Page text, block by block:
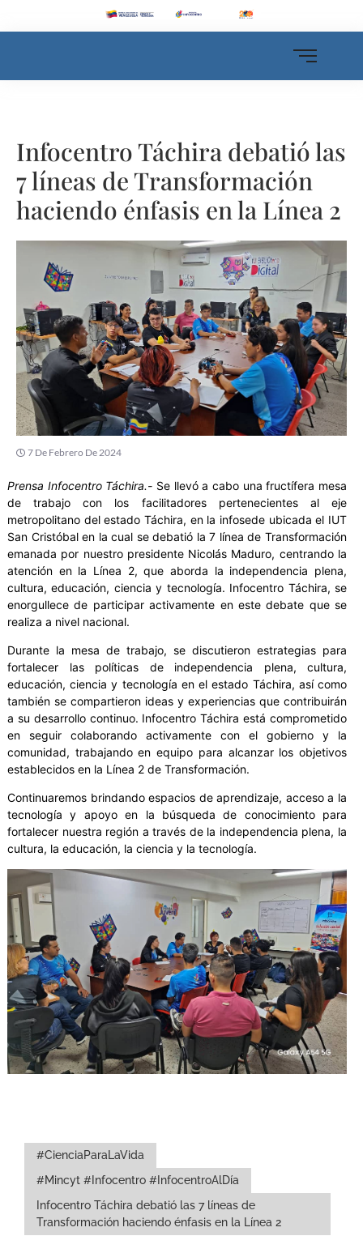
Infocentro Táchira debatió las
7 líneas de Transformación
haciendo énfasis en la Línea 2
7 De Febrero De 2024
Prensa Infocentro Táchira.- Se llevó a cabo una fructífera mesa
de trabajo con los facilitadores pertenecientes al eje
metropolitano del estado Táchira, en la infosede ubicada el IUT
San Cristóbal en la cual se debatió la 7 línea de Transformación
emanada por nuestro presidente Nicolás Maduro, centrando la
atención en la Línea 2, que aborda la independencia plena,
cultura, educación, ciencia y tecnología. Infocentro Táchira, se
enorgullece de participar activamente en este debate que se
realiza a nivel nacional.
Durante la mesa de trabajo, se discutieron estrategias para
fortalecer las políticas de independencia plena, cultura,
educación, ciencia y tecnología en el estado Táchira, así como
también se compartieron ideas y experiencias que contribuirán
a su desarrollo continuo. Infocentro Táchira está comprometido
en seguir colaborando activamente con el gobierno y la
comunidad, trabajando en equipo para alcanzar los objetivos
establecidos en la Línea 2 de Transformación.
Continuaremos brindando espacios de aprendizaje, acceso a la
tecnología y apoyo en la búsqueda de conocimiento para
fortalecer nuestra región a través de la independencia plena, la
cultura, la educación, la ciencia y la tecnología.
#CienciaParaLaVida
#Mincyt #Infocentro #InfocentroAlDía
Infocentro Táchira debatió las 7 líneas de
Transformación haciendo énfasis en la Línea 2